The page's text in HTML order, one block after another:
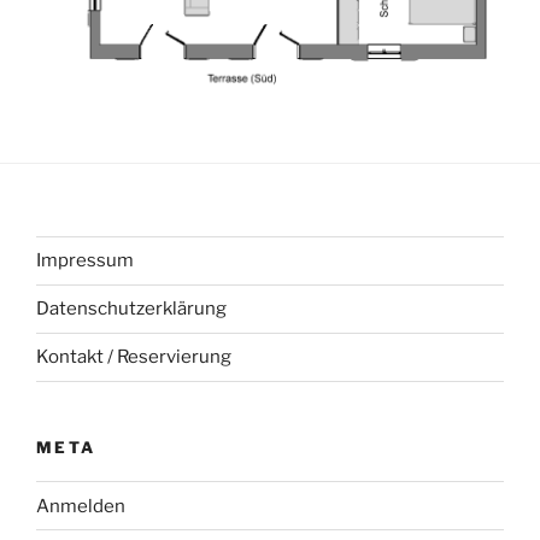
Impressum
Datenschutzerklärung
Kontakt / Reservierung
META
Anmelden